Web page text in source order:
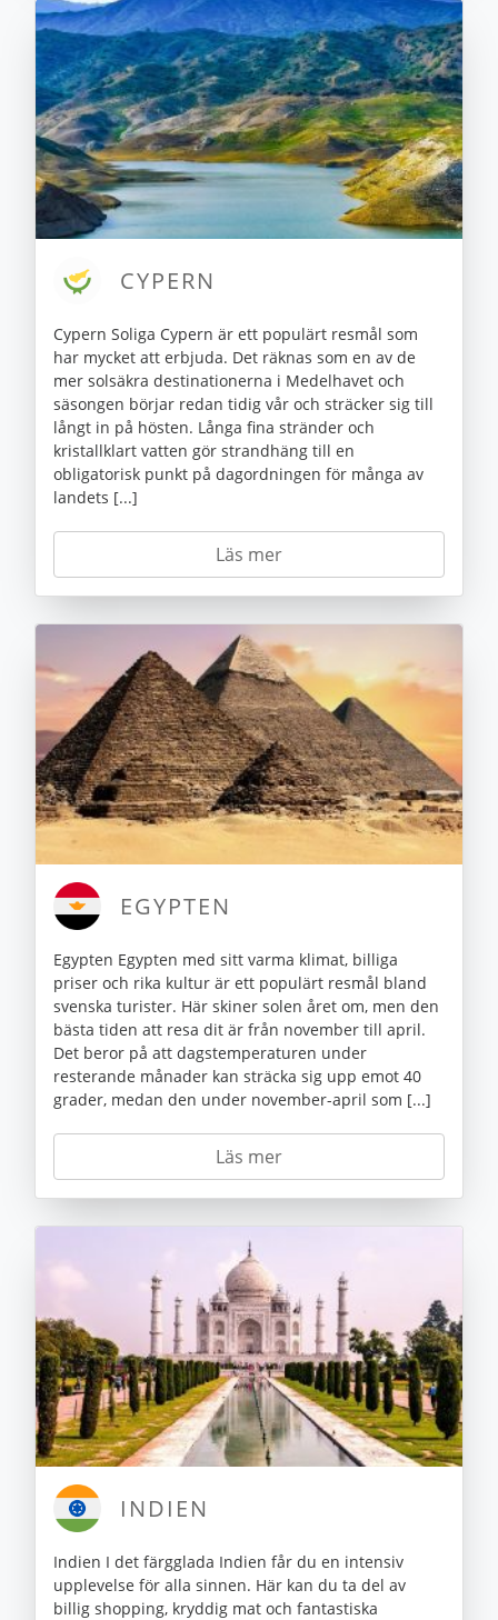
CYPERN
Cypern Soliga Cypern är ett populärt resmål som
har mycket att erbjuda. Det räknas som en av de
mer solsäkra destinationerna i Medelhavet och
säsongen börjar redan tidig vår och sträcker sig till
långt in på hösten. Långa fina stränder och
kristallklart vatten gör strandhäng till en
obligatorisk punkt på dagordningen för många av
landets [...]
Läs mer
EGYPTEN
Egypten Egypten med sitt varma klimat, billiga
priser och rika kultur är ett populärt resmål bland
svenska turister. Här skiner solen året om, men den
bästa tiden att resa dit är från november till april.
Det beror på att dagstemperaturen under
resterande månader kan sträcka sig upp emot 40
grader, medan den under november-april som [...]
Läs mer
INDIEN
Indien I det färgglada Indien får du en intensiv
upplevelse för alla sinnen. Här kan du ta del av
billig shopping, kryddig mat och fantastiska